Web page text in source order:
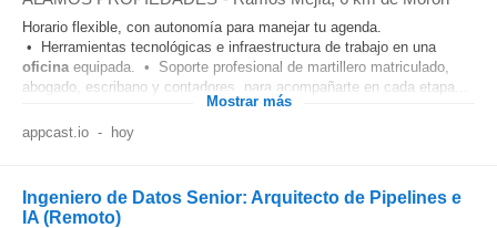
Horario flexible, con autonomía para manejar tu agenda.
• Herramientas tecnológicas e infraestructura de trabajo en una
oficinaequipada. • Soporte profesional de martillero matriculado,
abogado, escribano y contadores, para acompañarte en cada etapa...
Mostrar más
appcast.io - hoy
Ingeniero de Datos Senior: Arquitecto de Pipelines e
IA (Remoto)